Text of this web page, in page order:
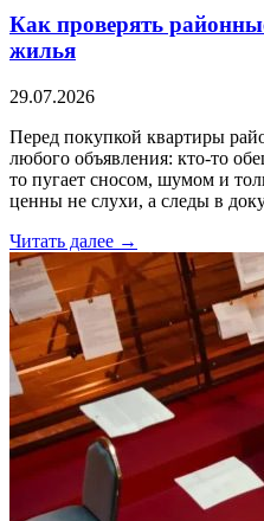
Как проверять
жилья
29.07.2026
Перед покупкой квартиры
любого объявления: кто-то
то пугает сносом, шумом и
ценны не слухи, а следы в
Читать далее →